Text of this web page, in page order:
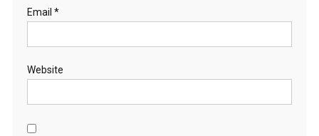
Email *
Website